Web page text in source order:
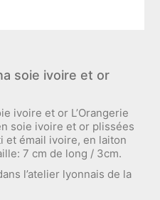
soie ivoire et or
ivoire et or L’Orangerie
soie ivoire et or plissées
et émail ivoire, en laiton
7 cm de long / 3cm.
l’atelier lyonnais de la